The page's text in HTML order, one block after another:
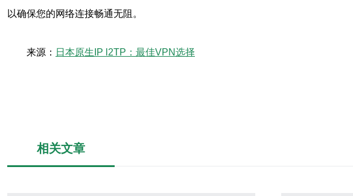
以确保您的网络连接畅通无阻。
来源： 日本原生IP l2TP：最佳VPN选择
相关文章